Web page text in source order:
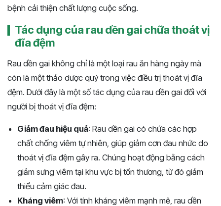
bệnh cải thiện chất lượng cuộc sống.
Tác dụng của rau dền gai chữa thoát vị
đĩa đệm
Rau dền gai không chỉ là một loại rau ăn hàng ngày mà
còn là một thảo dược quý trong việc điều trị thoát vị đĩa
đệm. Dưới đây là một số tác dụng của rau dền gai đối với
người bị thoát vị đĩa đệm:
Giảm đau hiệu quả: Rau dền gai có chứa các hợp
chất chống viêm tự nhiên, giúp giảm cơn đau nhức do
thoát vị đĩa đệm gây ra. Chúng hoạt động bằng cách
giảm sưng viêm tại khu vực bị tổn thương, từ đó giảm
thiểu cảm giác đau.
Kháng viêm: Với tính kháng viêm mạnh mẽ, rau dền